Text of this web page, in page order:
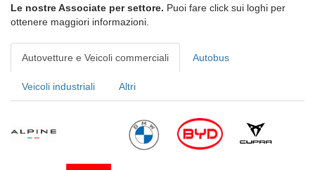
Le nostre Associate per settore. Puoi fare click sui loghi per
ottenere maggiori informazioni.
Autovetture e Veicoli commerciali Autobus
Veicoli industriali Altri